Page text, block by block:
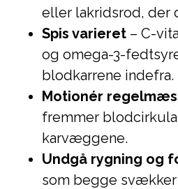
eller lakridsrod, der
Spis varieret – C-
og omega-3-
blodkarrene indefra.
Motionér
fremmer
karvæggene.
Undgå rygning og
som begge